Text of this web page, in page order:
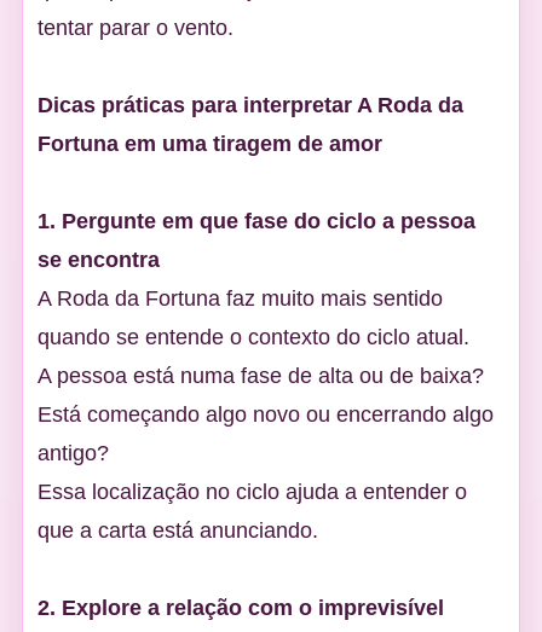
tentar parar o vento.
Dicas práticas para interpretar A Roda da
Fortuna em uma tiragem de amor
1. Pergunte em que fase do ciclo a pessoa
se encontra
A Roda da Fortuna faz muito mais sentido
quando se entende o contexto do ciclo atual.
A pessoa está numa fase de alta ou de baixa?
Está começando algo novo ou encerrando algo
antigo?
Essa localização no ciclo ajuda a entender o
que a carta está anunciando.
2. Explore a relação com o imprevisível